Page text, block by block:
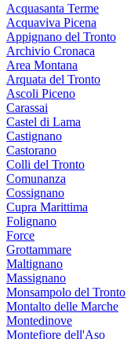
Acquasanta Terme
Acquaviva Picena
Appignano del Tronto
Archivio Cronaca
Area Montana
Arquata del Tronto
Ascoli Piceno
Carassai
Castel di Lama
Castignano
Castorano
Colli del Tronto
Comunanza
Cossignano
Cupra Marittima
Folignano
Force
Grottammare
Maltignano
Massignano
Monsampolo del Tronto
Montalto delle Marche
Montedinove
Montefiore dell'Aso